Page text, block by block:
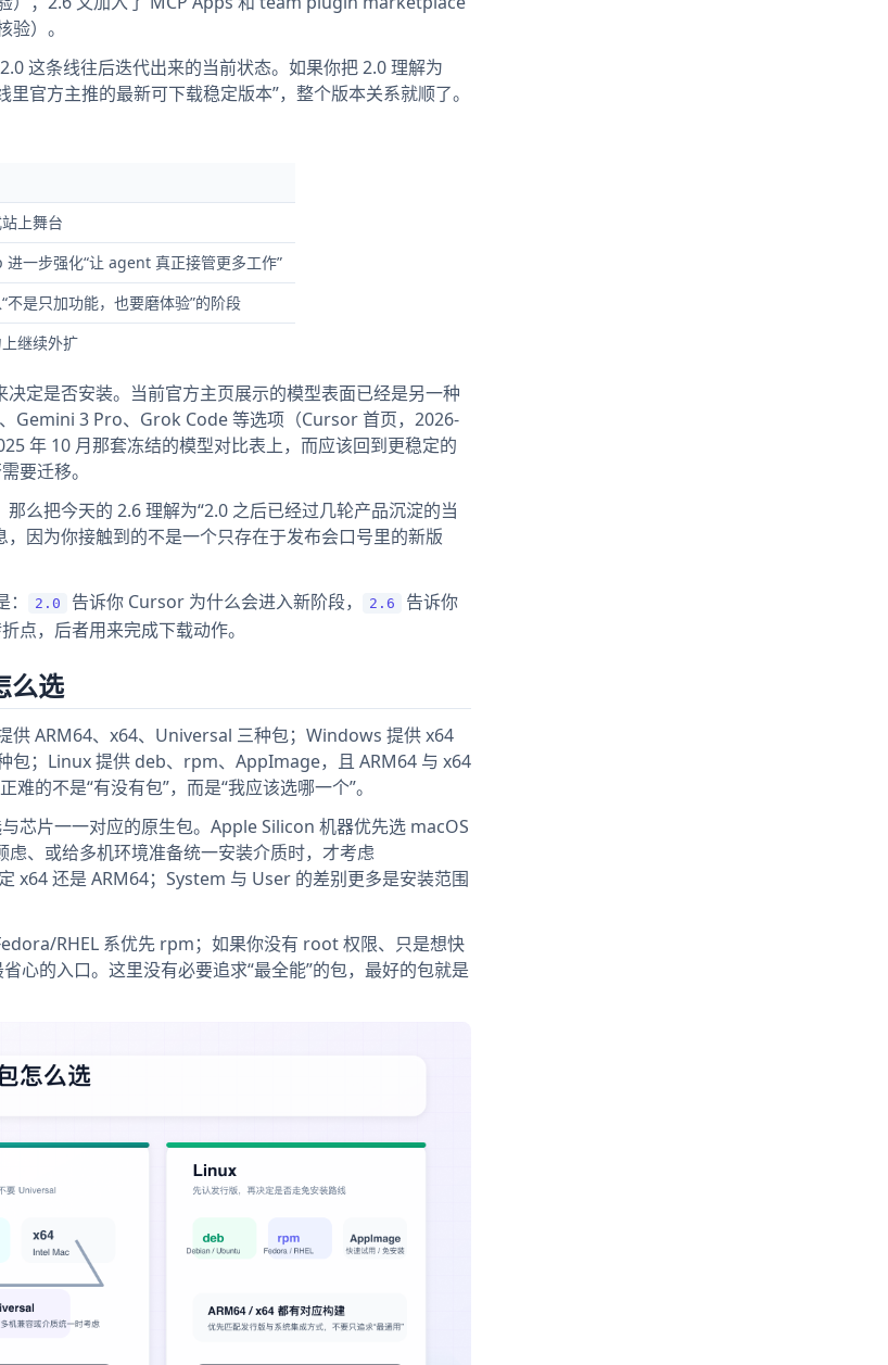
）。
这条线往后迭代出来的当前状态。如果你把 2.0 理解为
官方主推的最新可下载稳定版本”，整个版本关系就顺了。
上舞台
一步强化“让 agent 真正接管更多工作”
是只加功能，也要磨体验”的阶段
继续外扩
定是否安装。当前官方主页展示的模型表面已经是另一种
Gemini 3 Pro、Grok Code 等选项（Cursor 首页，2026-
年 10 月那套冻结的模型对比表上，而应该回到更稳定的
要迁移。
么把今天的 2.6 理解为“2.0 之后已经过几轮产品沉淀的当
因为你接触到的不是一个只存在于发布会口号里的新版
2.0 告诉你 Cursor 为什么会进入新阶段， 2.6
告诉你
点，后者用来完成下载动作。
么选
供 ARM64、x64、Universal 三种包；Windows 提供 x64
包；Linux 提供 deb、rpm、AppImage，且 ARM64 与 x64
的不是“有没有包”，而是“我应该选哪一个”。
芯片一一对应的原生包。Apple Silicon 机器优先选 macOS
、或给多机环境准备统一安装介质时，才考虑
x64 还是 ARM64；System 与 User 的差别更多是安装范围
RHEL 系优先 rpm；如果你没有 root 权限、只是想快
心的入口。这里没有必要追求“最全能”的包，最好的包就是